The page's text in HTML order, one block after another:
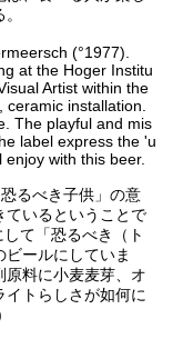
(°1977).
at the Hoger Institu
Artist within the
installation.
The playful and mis
label express the 'u
with this beer.
るべき子供」の意
ているということで
て「恐るべき（ト
ールにしていま
料に小麦麦芽、オ
トらしさが如何に